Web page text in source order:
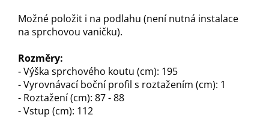
Možné položit i na podlahu (není nutná instalace
na sprchovou vaničku).
Rozměry:
- Výška sprchového koutu (cm): 195
- Vyrovnávací boční profil s roztažením (cm): 1
- Roztažení (cm): 87 - 88
- Vstup (cm): 112